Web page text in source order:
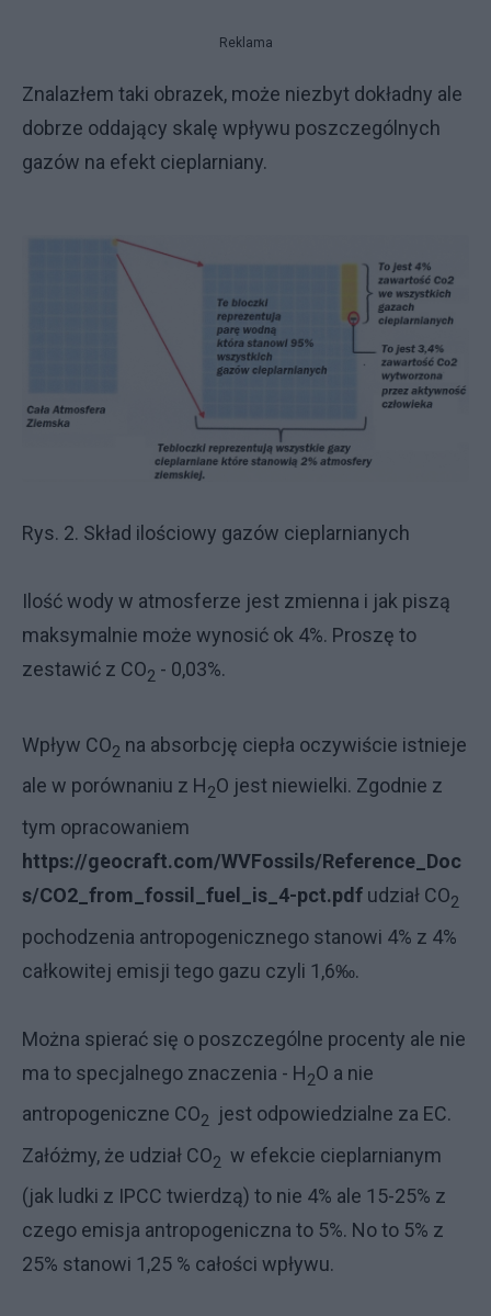
Reklama
Znalazłem taki obrazek, może niezbyt dokładny ale
dobrze oddający skalę wpływu poszczególnych
gazów na efekt cieplarniany.
Rys. 2. Skład ilościowy gazów cieplarnianych
Ilość wody w atmosferze jest zmienna i jak piszą
maksymalnie może wynosić ok 4%. Proszę to
zestawić z CO2 - 0,03%.
Wpływ CO2 na absorbcję ciepła oczywiście istnieje
ale w porównaniu z H2O jest niewielki. Zgodnie z
tym opracowaniem
https://geocraft.com/WVFossils/Reference_Doc
s/CO2_from_fossil_fuel_is_4-pct.pdf udział CO2
pochodzenia antropogenicznego stanowi 4% z 4%
całkowitej emisji tego gazu czyli 1,6‰.
Można spierać się o poszczególne procenty ale nie
ma to specjalnego znaczenia - H2O a nie
antropogeniczne CO2 jest odpowiedzialne za EC.
Załóżmy, że udział CO2 w efekcie cieplarnianym
(jak ludki z IPCC twierdzą) to nie 4% ale 15-25% z
czego emisja antropogeniczna to 5%. No to 5% z
25% stanowi 1,25 % całości wpływu.